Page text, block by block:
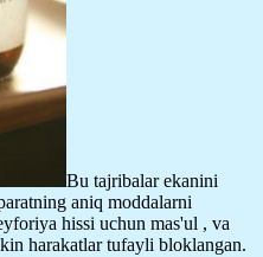
Bu tajribalar ekanini
aniq moddalarni
hissi uchun mas'ul , va
harakatlar tufayli bloklangan.